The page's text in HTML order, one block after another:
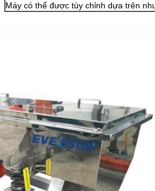
Máy có thể được tùy chỉnh dựa trên